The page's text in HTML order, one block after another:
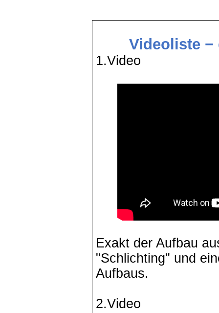
Videoliste −
1.Video
Exakt der Aufbau
"Schlichting" und
Aufbaus.
2.Video